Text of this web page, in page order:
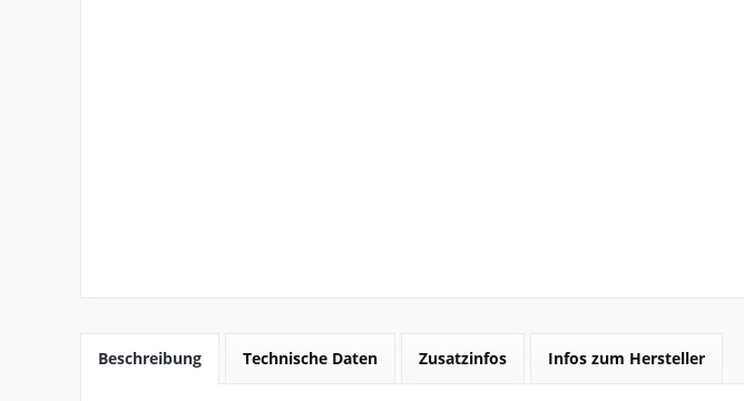
Beschreibung Technische Daten Zusatzinfos Infos zum Hersteller